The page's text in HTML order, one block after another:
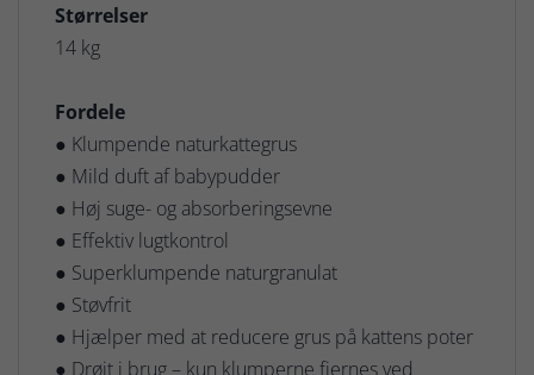
Størrelser
14 kg
Fordele
● Klumpende naturkattegrus
● Mild duft af babypudder
● Høj suge- og absorberingsevne
● Effektiv lugtkontrol
● Superklumpende naturgranulat
● Støvfrit
● Hjælper med at reducere grus på kattens poter
● Drøjt i brug – kun klumperne fjernes ved